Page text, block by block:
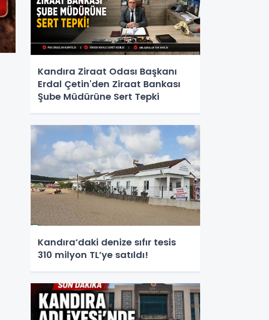
Kandıra Ziraat Odası Başkanı
Erdal Çetin'den Ziraat Bankası
Şube Müdürüne Sert Tepki
Kandıra’daki denize sıfır tesis
310 milyon TL’ye satıldı!